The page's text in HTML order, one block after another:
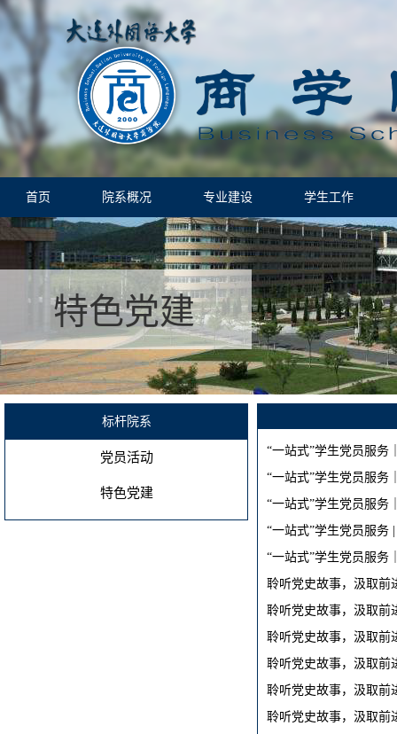
首页 院系概况 专业建设 学生工作
特色党建
标杆院系
党员活动
特色党建
“一站式”学生党员服务
“一站式”学生党员服务
“一站式”学生党员服务
“一站式”学生党员服务
“一站式”学生党员服务
聆听党史故事，汲取
聆听党史故事，汲取
聆听党史故事，汲取
聆听党史故事，汲取
聆听党史故事，汲取
聆听党史故事，汲取